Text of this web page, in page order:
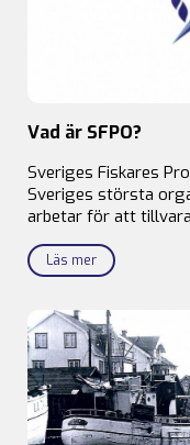
Vad är SFPO?
Sveriges Fiskares
Sveriges största
arbetar för att
Läs mer